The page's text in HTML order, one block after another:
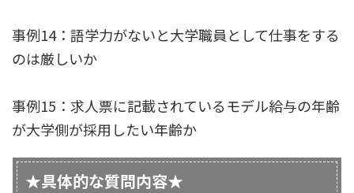
事例14：語学力がないと大学職員として仕事をする
のは厳しいか
事例15：求人票に記載されているモデル給与の年齢
が大学側が採用したい年齢か
★具体的な質問内容★